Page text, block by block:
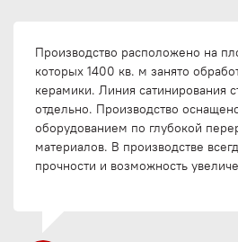
Производство расположено на
которых 1400 кв. м занято
керамики. Линия сатинирования
отдельно. Производство
оборудованием по глубокой
материалов. В производстве
прочности и возможность